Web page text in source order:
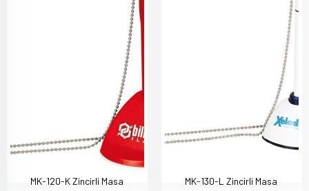
MK-120-K Zincirli Masa
MK-130-L Zincirli Masa